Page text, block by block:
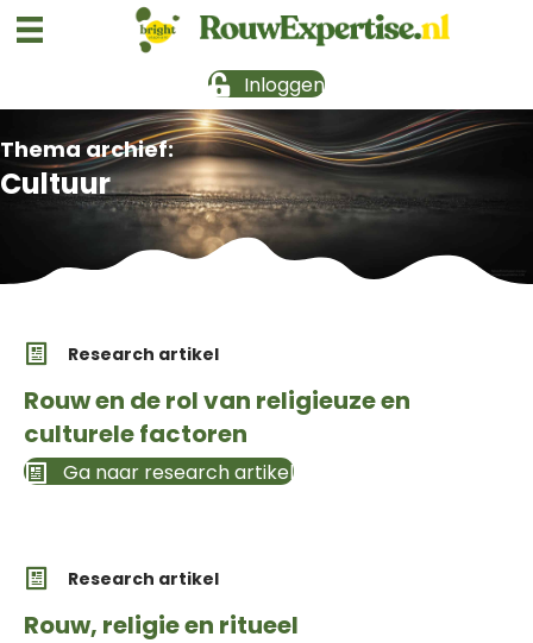
Inloggen
Thema archief:
Cultuur
Research artikel
Rouw en de rol van religieuze en
culturele factoren
Ga naar research artikel
Research artikel
Rouw, religie en ritueel